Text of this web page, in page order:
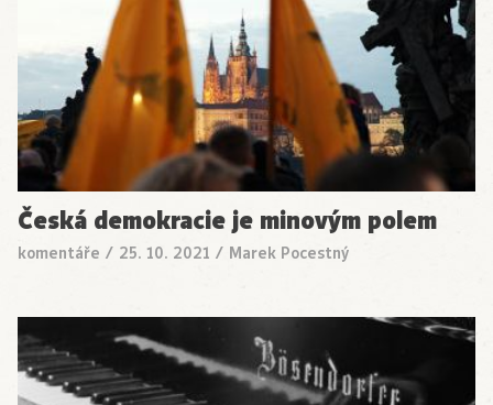
Česká demokracie je minovým polem
komentáře / 25. 10. 2021 / Marek Pocestný